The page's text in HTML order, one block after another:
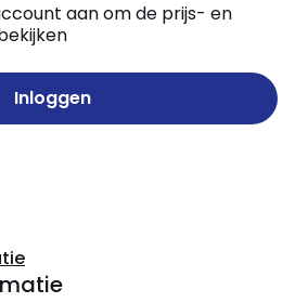
aan om de prijs- en
Inloggen